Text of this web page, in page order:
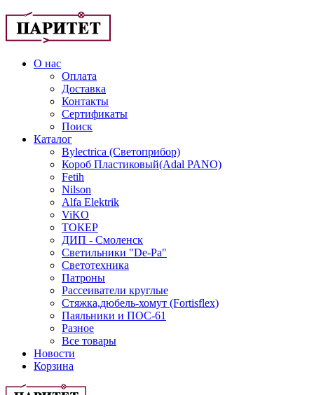
О нас
Оплата
Доставка
Контакты
Сертификаты
Поиск
Каталог
Bylectrica (Светоприбор)
Короб Пластиковый(Adal PANO)
Fetih
Nilson
Alfa Elektrik
ViKO
ТОКЕР
ДИП - Смоленск
Светильники "De-Pa"
Светотехника
Патроны
Рассеиватели круглые
Стяжка,дюбель-хомут (Fortisflex)
Паяльники и ПОС-61
Разное
Все товары
Новости
Корзина